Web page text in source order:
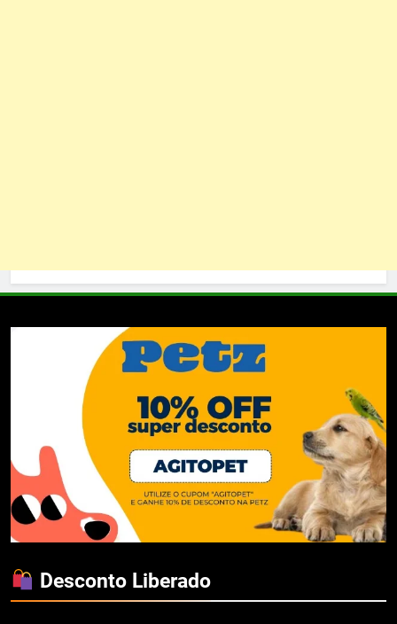
Desconto Liberado